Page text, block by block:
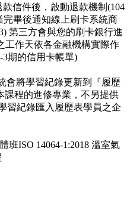
信件後，啟動退款機制(104
完畢後通知線上刷卡系統商
第三方會與您的刷卡銀行進
工作天依各金融機構實際作
期的信用卡帳單)
會將學習紀錄更新到『履歷
課程的進修專業，不另提供
習紀錄匯入履歷表學員之企
班ISO 14064-1:2018 溫室氣